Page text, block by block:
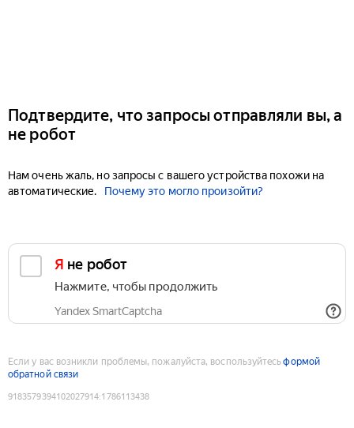
Подтвердите, что запросы отправляли вы, а
не робот
Нам очень жаль, но запросы с вашего устройства похожи на
автоматические.
Почему это могло произойти?
Я не робот
Нажмите, чтобы продолжить
Yandex SmartCaptcha
Если у вас возникли проблемы, пожалуйста, воспользуйтесьформой
обратной связи
9183579394102027914:1786113438